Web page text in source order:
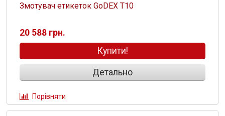
Змотувач етикеток GoDEX T10
20 588 грн.
Купити!
Детально
Порівняти